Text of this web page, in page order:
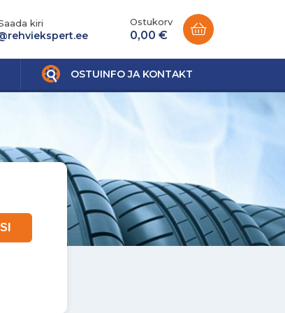
kiri Ostukorv
0,00 €
OSTUINFO JA KONTAKT